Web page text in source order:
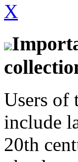
X
Users of
include
20th